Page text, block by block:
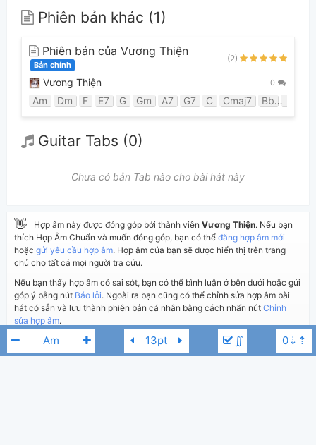
∬
Phiên bản khác (1)
Phiên bản của Vương Thiện
Bản chính
(2)
Vương Thiện 0
Am Dm F E7 G Gm A7 G7 C Cmaj7 Bb
Guitar Tabs (0)
Chưa có bản Tab nào cho bài hát này
👋 Hợp âm này được đóng góp bởi thành viên Vương Thiện. Nếu bạn
thích Hợp Âm Chuẩn và muốn đóng góp, bạn có thể đăng hợp âm mới
hoặc gửi yêu cầu hợp âm. Hợp âm của bạn sẽ được hiển thị trên trang
chủ cho tất cả mọi người tra cứu.
Nếu bạn thấy hợp âm có sai sót, bạn có thể bình luận ở bên dưới hoặc gửi
góp ý bằng nút Báo lỗi. Ngoài ra bạn cũng có thể chỉnh sửa hợp âm bài
hát có sẵn và lưu thành phiên bản cá nhân bằng cách nhấn nút Chỉnh
sửa hợp âm.